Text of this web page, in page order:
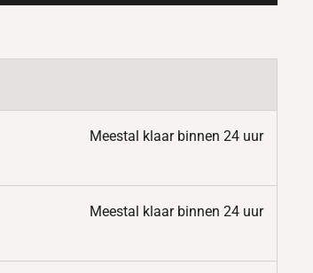
Meestal klaar binnen 24 uur
Meestal klaar binnen 24 uur